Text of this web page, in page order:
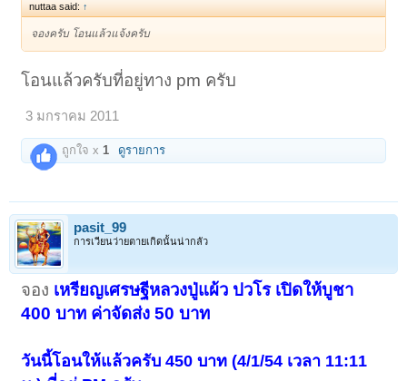
nuttaa said: ↑
จองครับ โอนแล้วแจ้งครับ
โอนแล้วครับที่อยู่ทาง pm ครับ
3 มกราคม 2011
ถูกใจ x1 ดูรายการ
pasit_99
การเวียนว่ายตายเกิดนั้นน่ากลัว
จอง เหรียญเศรษฐีหลวงปู่แผ้ว ปวโร เปิดให้บูชา
400 บาท ค่าจัดส่ง 50 บาท
วันนี้โอนให้แล้วครับ 450 บาท (4/1/54 เวลา 11:11